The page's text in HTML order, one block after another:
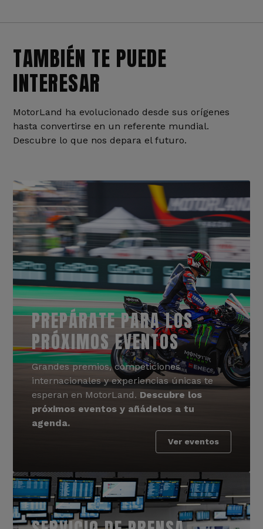
TAMBIÉN TE PUEDE
INTERESAR
MotorLand ha evolucionado desde sus orígenes
hasta convertirse en un referente mundial.
Descubre lo que nos depara el futuro.
PREPÁRATE PARA LOS
PRÓXIMOS EVENTOS
Grandes premios, competiciones
internacionales y experiencias únicas te
esperan en MotorLand. Descubre los
próximos eventos y añádelos a tu
agenda.
Ver eventos